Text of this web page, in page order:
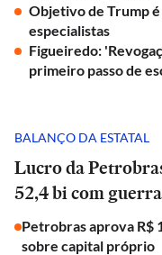
Objetivo de Trump
especialistas
Figueiredo:
primeiro passo de
BALANÇO DA ESTATAL
Lucro da
52,4 bi com
Petrobras aprova R$
sobre capital próprio